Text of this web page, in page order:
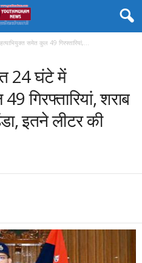
समेत कुल 49 गिरफ्तारियां,...
24 घंटे में
गिरफ्तारियां, शराब
इतने लीटर की